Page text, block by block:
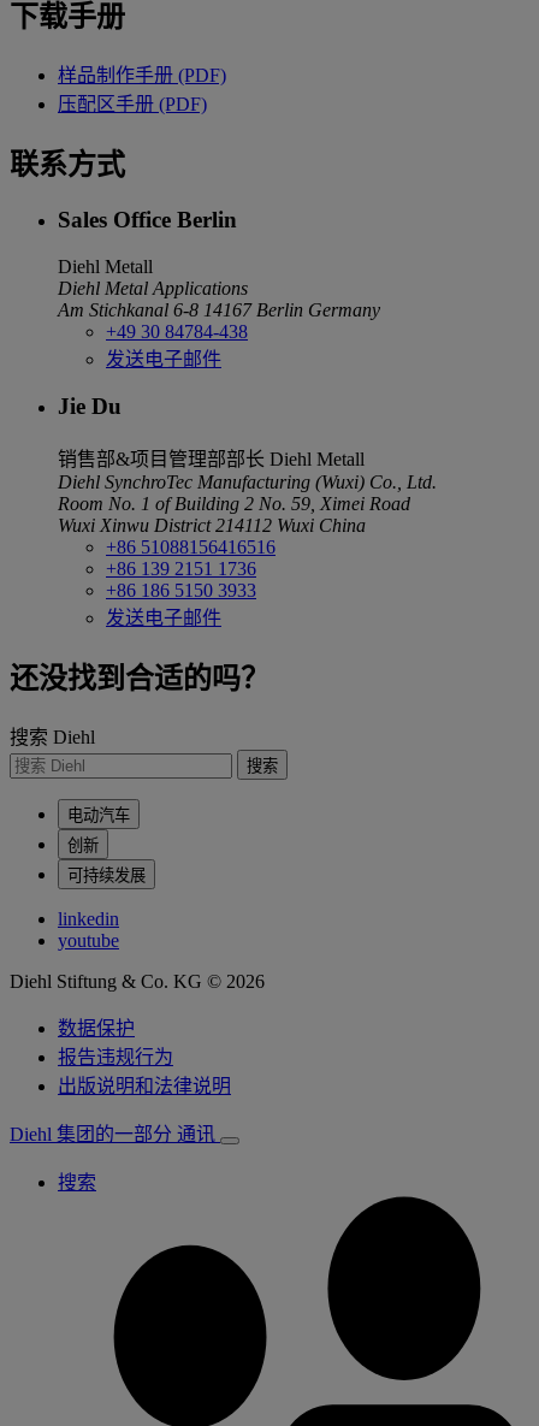
下载手册
样品制作手册 (PDF)
压配区手册 (PDF)
联系方式
Sales Office Berlin
Diehl Metall
Diehl Metal Applications
Am Stichkanal 6-8 14167 Berlin Germany
+49 30 84784-438
发送电子邮件
Jie Du
销售部&项目管理部部长 Diehl Metall
Diehl SynchroTec Manufacturing (Wuxi) Co., Ltd.
Room No. 1 of Building 2 No. 59, Ximei Road
Wuxi Xinwu District 214112 Wuxi China
+86 51088156416516
+86 139 2151 1736
+86 186 5150 3933
发送电子邮件
还没找到合适的吗？
搜索 Diehl
搜索
电动汽车
创新
可持续发展
linkedin
youtube
Diehl Stiftung & Co. KG © 2026
数据保护
报告违规行为
出版说明和法律说明
Diehl 集团的一部分 通讯
搜索